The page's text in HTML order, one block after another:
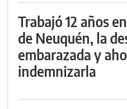
Trabajó 12 años
de Neuquén, la
embarazada y
indemnizarla